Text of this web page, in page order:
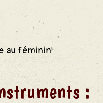
au féminin
: